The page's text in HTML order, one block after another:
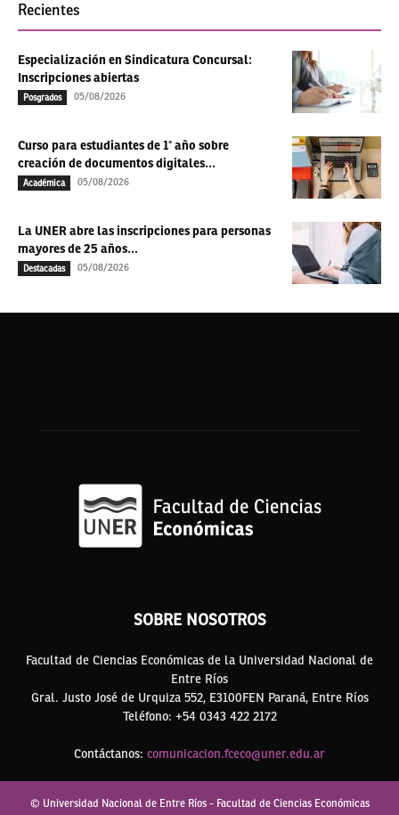
Recientes
Especialización en Sindicatura Concursal:
Inscripciones abiertas
Posgrados 05/08/2026
Curso para estudiantes de 1° año sobre
creación de documentos digitales...
Académica 05/08/2026
La UNER abre las inscripciones para personas
mayores de 25 años...
Destacadas 05/08/2026
SOBRE NOSOTROS
Facultad de Ciencias Económicas de la Universidad Nacional de
Entre Ríos
Gral. Justo José de Urquiza 552, E3100FEN Paraná, Entre Ríos
Teléfono: +54 0343 422 2172
Contáctanos: comunicacion.fceco@uner.edu.ar
© Universidad Nacional de Entre Ríos - Facultad de Ciencias Económicas